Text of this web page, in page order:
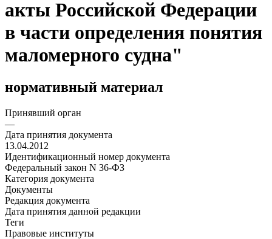
акты Российской Федерации
в части определения понятия
маломерного судна"
нормативный материал
Принявший орган
—
Дата принятия документа
13.04.2012
Идентификационный номер документа
Федеральный закон N 36-ФЗ
Категория документа
Документы
Редакция документа
Дата принятия данной редакции
Теги
Правовые институты